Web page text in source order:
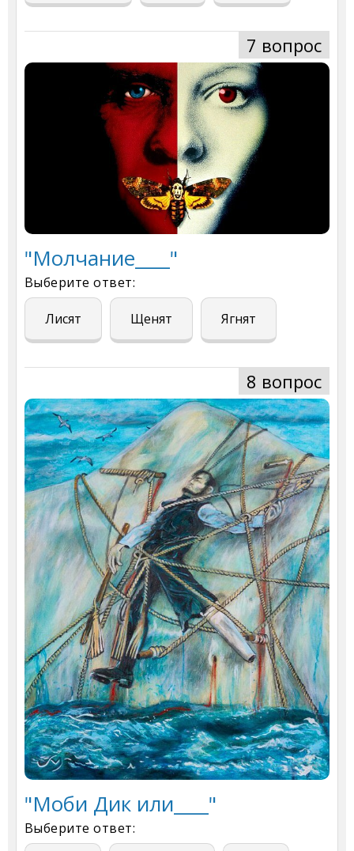
7 вопрос
"Молчание____"
Выберите ответ:
Лисят Щенят Ягнят
8 вопрос
"Моби Дик или____"
Выберите ответ: